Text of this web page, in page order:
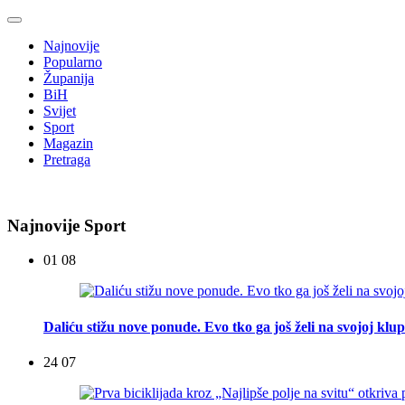
Najnovije
Popularno
Županija
BiH
Svijet
Sport
Magazin
Pretraga
Najnovije Sport
01 08
Daliću stižu nove ponude. Evo tko ga još želi na svojoj
24 07